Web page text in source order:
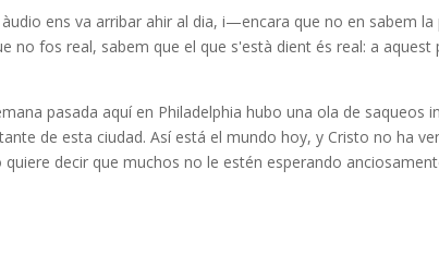
ens va arribar ahir al dia, i—encara que no en sabem
no fos real, sabem que el que s'està dient és real: a
pasada aquí en Philadelphia hubo una ola de saqueos
de esta ciudad. Así está el mundo hoy, y Cristo no ha
quiere decir que muchos no le estén esperando